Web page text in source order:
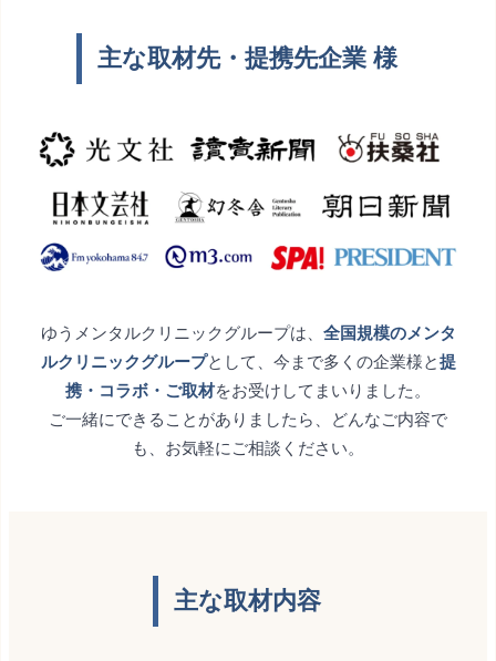
主な取材先・提携先企業 様
ゆうメンタルクリニックグループは、 全国規模のメンタ
ルクリニックグループとして、今まで多くの企業様と提
携・コラボ・ご取材をお受けしてまいりました。
ご一緒にできることがありましたら、どんなご内容で
も、お気軽にご相談ください。
主な取材内容